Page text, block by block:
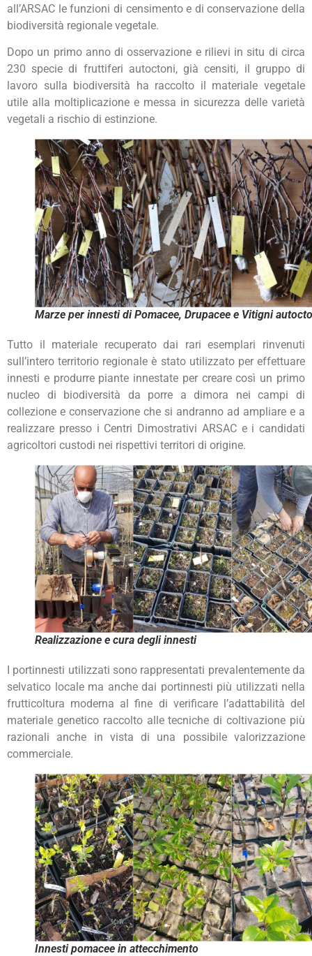
all’ARSAC le funzioni di censimento e di conservazione della
biodiversità regionale vegetale.
Dopo un primo anno di osservazione e rilievi in situ di circa
230 specie di fruttiferi autoctoni, già censiti, il gruppo di
lavoro sulla biodiversità ha raccolto il materiale vegetale
utile alla moltiplicazione e messa in sicurezza delle varietà
vegetali a rischio di estinzione.
Marze per innesti di Pomacee, Drupacee e Vitigni
Tutto il materiale recuperato dai rari esemplari rinvenuti
sull’intero territorio regionale è stato utilizzato per effettuare
innesti e produrre piante innestate per creare così un primo
nucleo di biodiversità da porre a dimora nei campi di
collezione e conservazione che si andranno ad ampliare e a
realizzare presso i Centri Dimostrativi ARSAC e i candidati
agricoltori custodi nei rispettivi territori di origine.
Realizzazione e cura degli innesti
I portinnesti utilizzati sono rappresentati prevalentemente da
selvatico locale ma anche dai portinnesti più utilizzati nella
frutticoltura moderna al fine di verificare l’adattabilità del
materiale genetico raccolto alle tecniche di coltivazione più
razionali anche in vista di una possibile valorizzazione
commerciale.
Innesti pomacee in attecchimento